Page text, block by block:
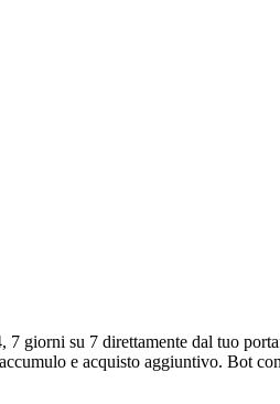
su 7 direttamente dal tuo
e acquisto aggiuntivo. Bot